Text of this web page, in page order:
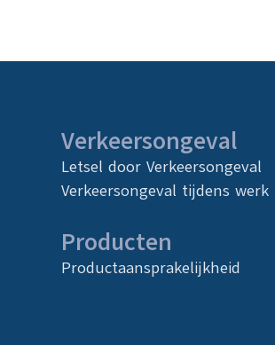
Verkeersongeval
Letsel door Verkeersongeval
Verkeersongeval tijdens werk
Producten
Productaansprakelijkheid